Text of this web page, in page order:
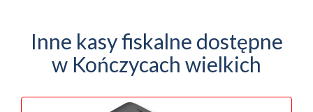
Inne kasy fiskalne dostępne
w Kończycach wielkich